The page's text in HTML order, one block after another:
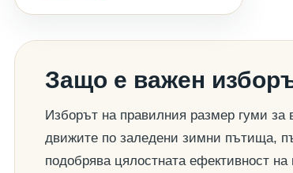
Защо е важен
Изборът на правилния размер гуми
движите по заледени зимни пътища,
подобрява цялостната ефективност